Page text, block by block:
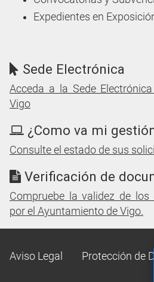
Expedientes en
Sede Electrónica
Acceda a la Sede
Vigo
¿Como va mi
Consulte el estado de sus
Verificación de
Compruebe la validez de
por el Ayuntamiento de Vigo.
Aviso Legal Protección de